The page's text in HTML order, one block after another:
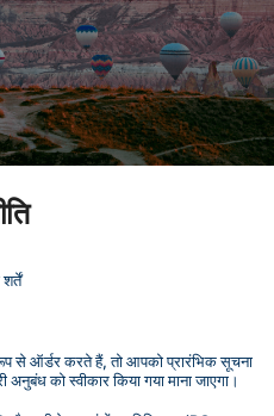
से ऑर्डर करते हैं, तो आपको प्रारंभिक सूचना
को स्वीकार किया गया माना जाएगा।